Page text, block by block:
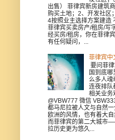
出售） 菲律宾新房建筑
购买土地；2、开发社区
4按照业主选择方案建造
菲律宾买卖房产/租房/写
经买房/租房，你在菲律
有任何疑问，...
菲律宾中
要问菲
国到底
么多人魂
连夜排队
相关业务
@VBW777 微信
都马尼拉被人文与自然
欧洲的风情，也有着大自
而菲律宾的第二大城市
拉历史更为悠久...